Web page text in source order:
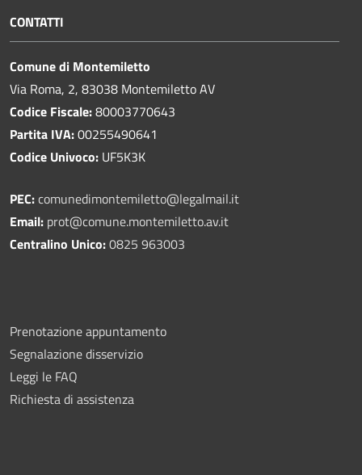
CONTATTI
Comune di Montemiletto
Via Roma, 2, 83038 Montemiletto AV
Codice Fiscale:80003770643
Partita IVA:00255490641
Codice Univoco: UF5K3K
PEC:comunedimontemiletto@legalmail.it
Email: prot@comune.montemiletto.av.it
Centralino Unico:0825 963003
Prenotazione appuntamento
Segnalazione disservizio
Leggi le FAQ
Richiesta di assistenza